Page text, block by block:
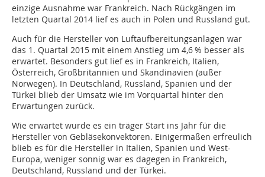
einzige Ausnahme war Frankreich. Nach Rückgängen im
letzten Quartal 2014 lief es auch in Polen und Russland gut.
Auch für die Hersteller von Luftaufbereitungsanlagen war
das 1. Quartal 2015 mit einem Anstieg um 4,6 % besser als
erwartet. Besonders gut lief es in Frankreich, Italien,
Österreich, Großbritannien und Skandinavien (außer
Norwegen). In Deutschland, Russland, Spanien und der
Türkei blieb der Umsatz wie im Vorquartal hinter den
Erwartungen zurück.
Wie erwartet wurde es ein träger Start ins Jahr für die
Hersteller von Gebläsekonvektoren. Einigermaßen erfreulich
blieb es für die Hersteller in Italien, Spanien und West-
Europa, weniger sonnig war es dagegen in Frankreich,
Deutschland, Russland und der Türkei.